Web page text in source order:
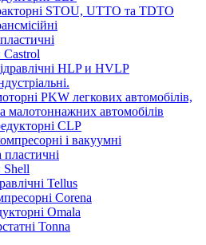
STOU, UTTO та TDTO
Castrol
HLP и HVLP
PKW легкових автомобілів,
малотоннажних автомобілів
CLP
і вакуумні
Shell
Tellus
Corena
Omala
Tonna